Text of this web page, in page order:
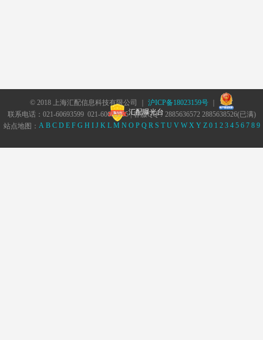
© 2018 上海汇配信息科技有限公司 ｜ 沪ICP备18023159号｜
汇配曝光台
联系电话：021-60693599 021-60693555 | 客服QQ：2885636572 2885638526(已满)
站点地图： A B C D E F G H I J K L M N O P Q R S T U V W X Y Z 0 1 2 3 4 5 6 7 8 9